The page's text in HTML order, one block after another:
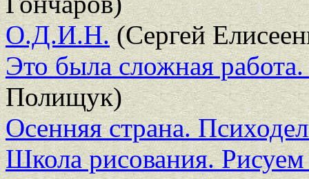
О.Д.И.Н.(Сергей
Это была сложная работа.
Полищук)
Осенняя страна.
Школа рисования. Рисуем